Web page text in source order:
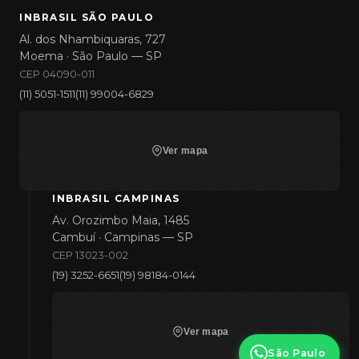
INBRASIL SÃO PAULO
Al. dos Nhambiquaras, 727
Moema · São Paulo — SP
CEP 04090-011
(11) 5051-1511(11) 99004-6829
Ver mapa
INBRASIL CAMPINAS
Av. Orozimbo Maia, 1485
Cambuí · Campinas — SP
CEP 13023-002
(19) 3252-6651(19) 98184-0144
Ver mapa
São Paulo